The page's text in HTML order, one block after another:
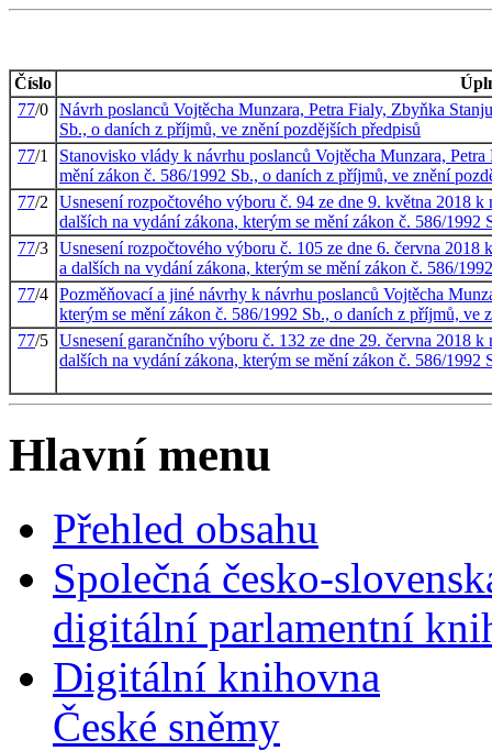
Číslo
77/0 Návrh poslanců Vojtěcha Munzara, Petra Fialy, Zbyňka
Sb., o daních z příjmů, ve znění pozdějších předpisů
77/1
Stanovisko vlády k návrhu poslanců Vojtěcha Munzara,
mění zákon č. 586/1992 Sb., o daních z příjmů, ve znění
77/2
Usnesení rozpočtového výboru č. 94 ze dne 9. května 2018
dalších na vydání zákona, kterým se mění zákon č. 586/
77/3 Usnesení rozpočtového výboru č. 105 ze dne 6. června
a dalších na vydání zákona, kterým se mění zákon č. 586/
77/4 Pozměňovací a jiné návrhy k návrhu poslanců Vojtěcha
kterým se mění zákon č. 586/1992 Sb., o daních z příjmů, ve
77/5 Usnesení garančního výboru č. 132 ze dne 29. června 2018
dalších na vydání zákona, kterým se mění zákon č. 586/
Hlavní menu
Přehled obsahu
Společná česko-
digitální parlamentní
Digitální knihovna
České sněmy